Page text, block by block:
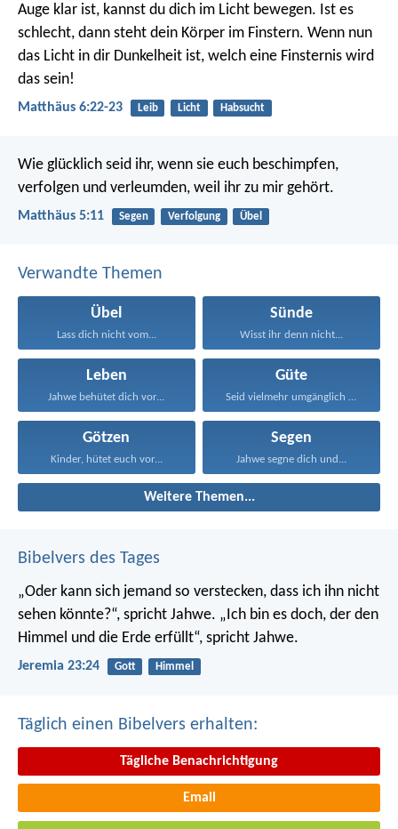
Auge klar ist, kannst du dich im Licht bewegen. Ist es
schlecht, dann steht dein Körper im Finstern. Wenn nun
das Licht in dir Dunkelheit ist, welch eine Finsternis wird
das sein!
Matthäus 6:22-23 Leib Licht Habsucht
Wie glücklich seid ihr, wenn sie euch beschimpfen,
verfolgen und verleumden, weil ihr zu mir gehört.
Matthäus 5:11 Segen Verfolgung Übel
Verwandte Themen
Übel
Lass dich nicht vom...
Sünde
Wisst ihr denn nicht...
Leben
Jahwe behütet dich vor...
Güte
Seid vielmehr umgänglich und...
Götzen
Kinder, hütet euch vor...
Segen
Jahwe segne dich und...
Weitere Themen...
Bibelvers des Tages
„Oder kann sich jemand so verstecken, dass ich ihn nicht
sehen könnte?“, spricht Jahwe. „Ich bin es doch, der den
Himmel und die Erde erfüllt“, spricht Jahwe.
Jeremia 23:24 Gott Himmel
Täglich einen Bibelvers erhalten:
Tägliche Benachrichtigung
Email